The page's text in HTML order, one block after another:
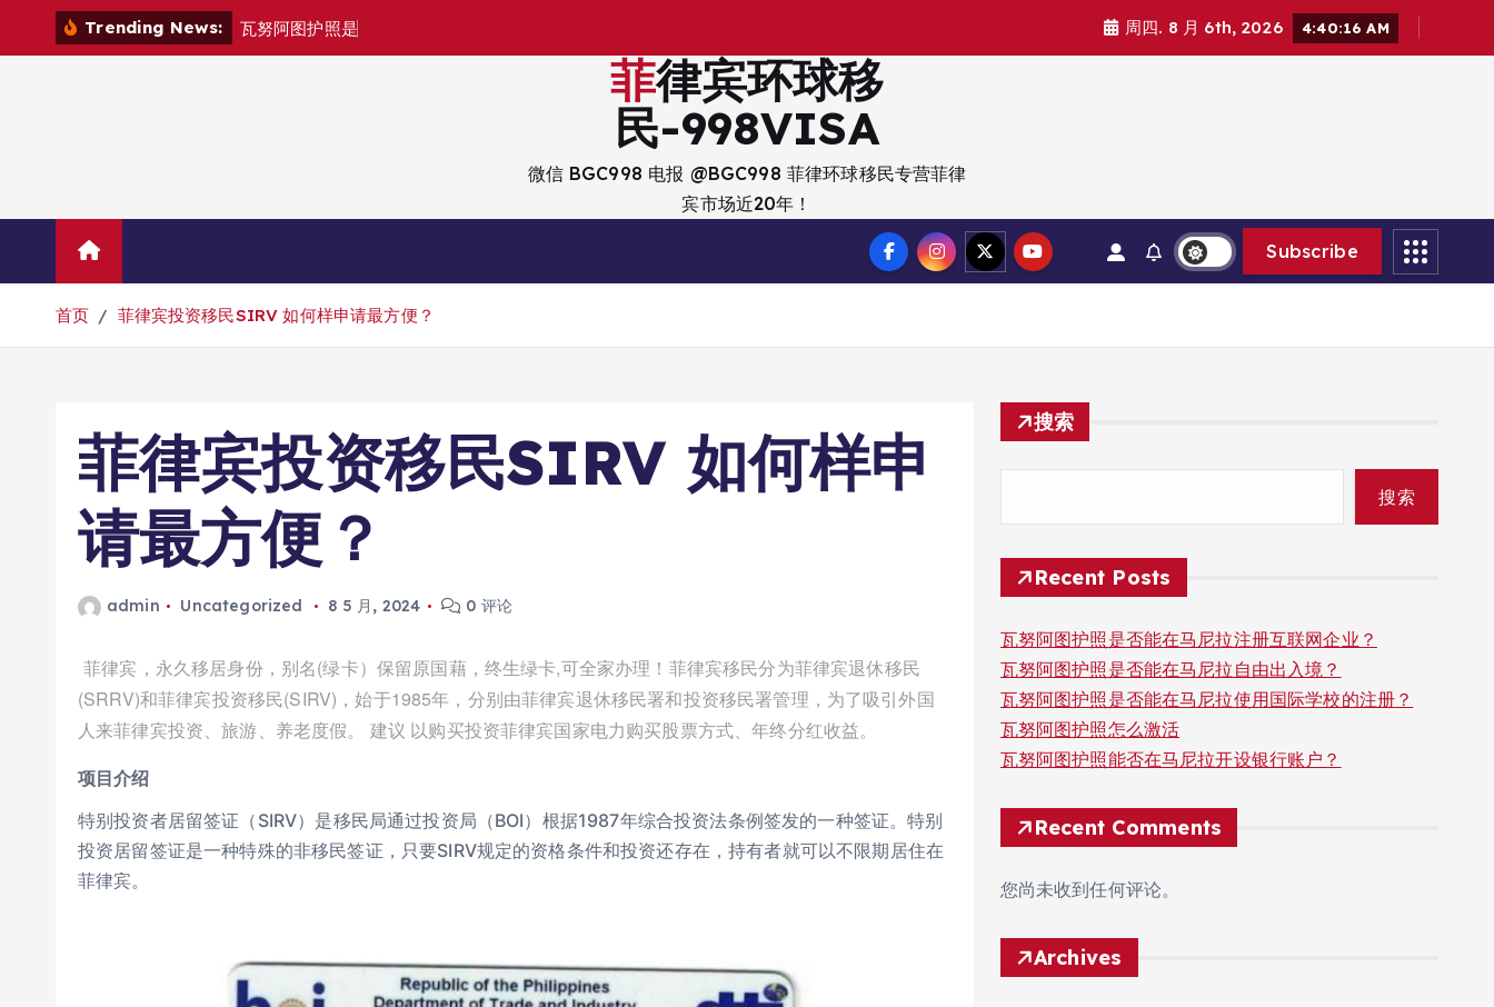
Trending News: 瓦努阿图护照是 周四. 8 月 6th, 2026 4:40:17 AM
菲律宾环球移
民-998VISA
微信 BGC998 电报 @BGC998 菲律环球移民专营菲律
宾市场近20年！
Subscribe
首页 菲律宾投资移民SIRV 如何样申请最方便？
菲律宾投资移民SIRV 如何样申
请最方便？
admin Uncategorized 8 5 月, 2024 0 评论
菲律宾，永久移居身份，别名(绿卡）保留原国藉，终生绿卡,可全家办理！菲律宾移民分为菲律宾退休移民
(SRRV)和菲律宾投资移民(SIRV)，始于1985年，分别由菲律宾退休移民署和投资移民署管理，为了吸引外国
人来菲律宾投资、旅游、养⽼度假。 建议 以购买投资菲律宾国家电力购买股票方式、年终分红收益。
项目介绍
特别投资者居留签证（SIRV）是移民局通过投资局（BOI）根据1987年综合投资法条例签发的一种签证。特别
投资居留签证是一种特殊的非移民签证，只要SIRV规定的资格条件和投资还存在，持有者就可以不限期居住在
菲律宾。
搜索
搜索
Recent Posts
瓦努阿图护照是否能在马尼拉注册互联网企业？
瓦努阿图护照是否能在马尼拉自由出入境？
瓦努阿图护照是否能在马尼拉使用国际学校的注册？
瓦努阿图护照怎么激活
瓦努阿图护照能否在马尼拉开设银行账户？
Recent Comments
您尚未收到任何评论。
Archives